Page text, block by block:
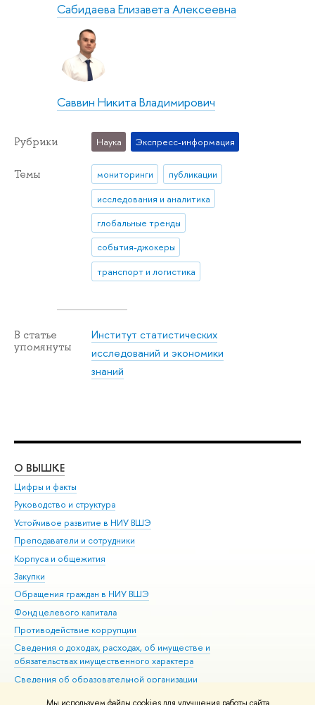
Сабидаева Елизавета Алексеевна
Саввин Никита Владимирович
Рубрики Наука Экспресс-информация
Темы мониторинги
публикации
исследования и аналитика
глобальные тренды
события-джокеры
транспорт и логистика
В статье
упомянуты
Институт статистических
исследований и экономики
знаний
О ВЫШКЕ
Цифры и факты
Руководство и структура
Устойчивое развитие в НИУ ВШЭ
Преподаватели и сотрудники
Корпуса и общежития
Закупки
Обращения граждан в НИУ ВШЭ
Фонд целевого капитала
Противодействие коррупции
Сведения о доходах, расходах, об имуществе и
обязательствах имущественного характера
Сведения об образовательной организации
Людям с ограниченными возможностями здоровья